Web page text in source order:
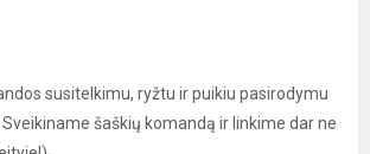
susitelkimu, ryžtu ir puikiu pasirodymu
šaškių komandą ir linkime dar ne